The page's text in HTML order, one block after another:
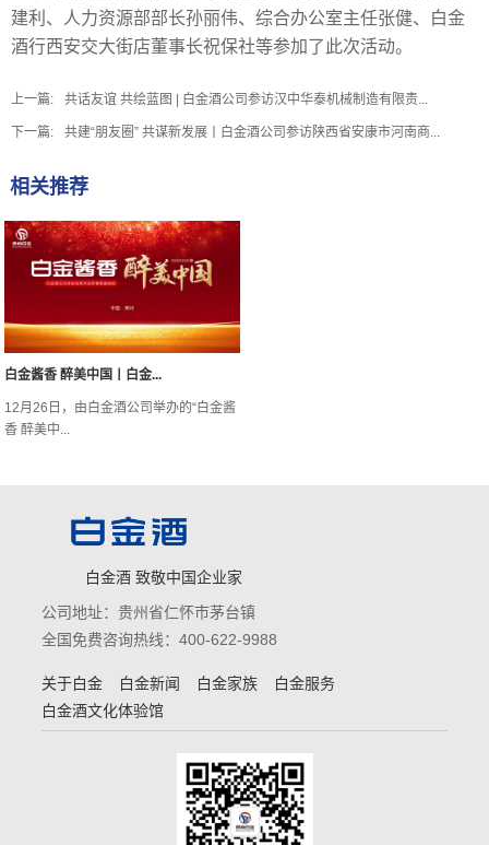
建利、人力资源部部长孙丽伟、综合办公室主任张健、白金
酒行西安交大街店董事长祝保社等参加了此次活动。
上一篇: 共话友谊 共绘蓝图 | 白金酒公司参访汉中华泰机械制造有限责...
下一篇: 共建“朋友圈” 共谋新发展丨白金酒公司参访陕西省安康市河南商...
相关推荐
白金酱香 醉美中国丨白金...
12月26日，由白金酒公司举办的“白金酱
香 醉美中...
白金酒 致敬中国企业家
公司地址：贵州省仁怀市茅台镇
全国免费咨询热线：400-622-9988
关于白金 白金新闻 白金家族
白金服务
白金酒文化体验馆